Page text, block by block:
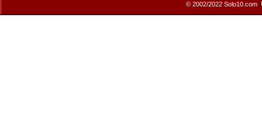
© 2002/2022 Solo10.com